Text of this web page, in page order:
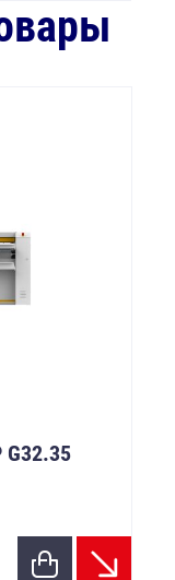
G32.35